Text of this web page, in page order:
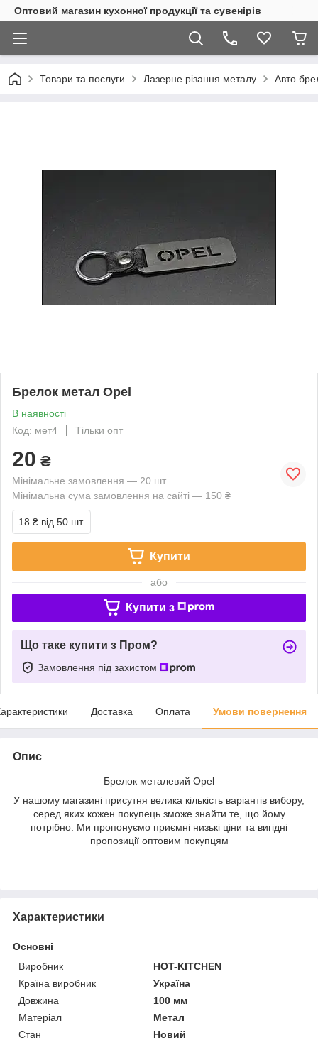
Оптовий магазин кухонної продукції та сувенірів
Товари та послуги Лазерне різання металу Авто
Брелок метал Opel
В наявності
Код: мет4
Тільки опт
20 ₴
Мінімальне замовлення — 20 шт.
Мінімальна сума замовлення на сайті — 150 ₴
18 ₴ від 50 шт.
Купити
або
Купити з
Що таке купити з Пром?
Замовлення під захистом
Доставка Оплата Умови повернення
Опис
Брелок металевий Opel
У нашому магазині присутня велика кількість варіантів вибору,
серед яких кожен покупець зможе знайти те, що йому
потрібно. Ми пропонуємо приємні низькі ціни та вигідні
пропозиції оптовим покупцям
Характеристики
Основні
Виробник
HOT-KITCHEN
Країна виробник
Україна
Довжина
100 мм
Матеріал
Метал
Стан
Новий